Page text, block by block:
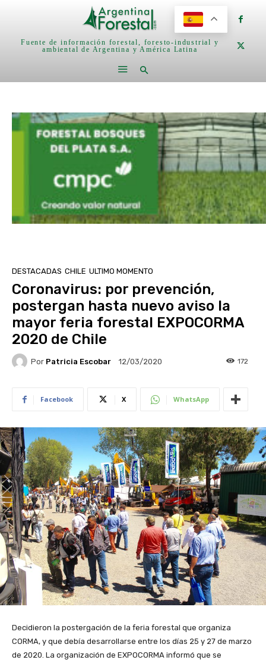
Fuente de información forestal, foresto-industrial y
ambiental de Argentina y América Latina
DESTACADAS CHILE ULTIMO MOMENTO
Coronavirus: por prevención,
postergan hasta nuevo aviso la
mayor feria forestal EXPOCORMA
2020 de Chile
Por Patricia Escobar 12/03/2020 172
Facebook X WhatsApp
Decidieron la postergación de la feria forestal que organiza
CORMA, y que debía desarrollarse entre los días 25 y 27 de marzo
de 2020. La organización de EXPOCORMA informó que se